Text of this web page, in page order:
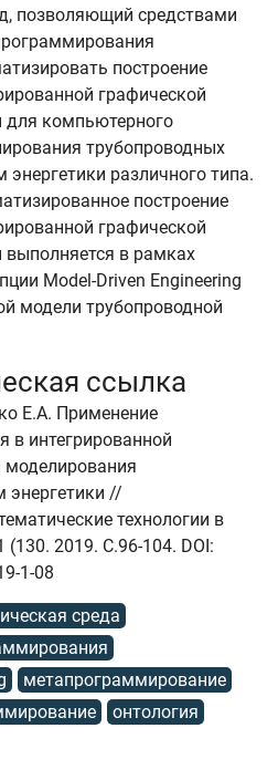
позволяющий средствами
построение
графической
для компьютерного
трубопроводных
энергетики различного типа.
построение
графической
выполняется в рамках
Model-Driven Engineering
модели трубопроводной
ссылка
Е.А. Применение
в интегрированной
моделирования
энергетики //
технологии в
2019. C.96-104. DOI:
1-08
среда
метапрограммирование
онтология